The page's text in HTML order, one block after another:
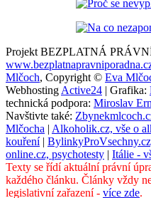
Projekt BEZPLATNÁ
Mlčoch, Copyright © Eva
Webhosting Active24 | Grafika:
technická podpora: Miroslav
Navštivte také:
Mlčocha | Alkoholik.cz, vše o
kouření|
online.cz, psychotesty | Itálie -
Texty se řídí aktuální právní
každého článku. Články vždy
legislativní zařazení - více zde.